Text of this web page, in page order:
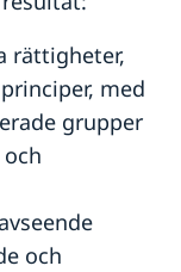
rättigheter,
med
grupper
och